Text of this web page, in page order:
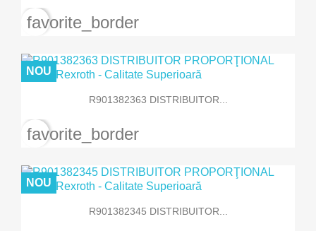
favorite_border
R901382363 DISTRIBUITOR...
NOU
favorite_border
R901382345 DISTRIBUITOR...
NOU